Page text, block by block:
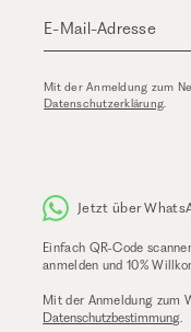
E-Mail-Adresse
Mit der Anmeldung zum
Datenschutzerklärung.
Jetzt über
Einfach QR-Code
anmelden und 10%
Mit der Anmeldung zum
Datenschutzbestimmung.